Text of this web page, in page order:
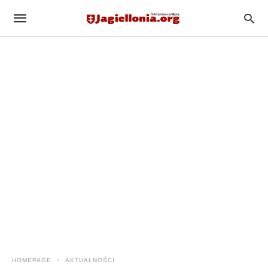
HOMEPAGE AKTUALNOŚCI